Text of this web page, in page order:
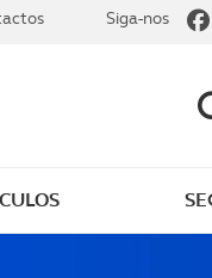
Siga-nos